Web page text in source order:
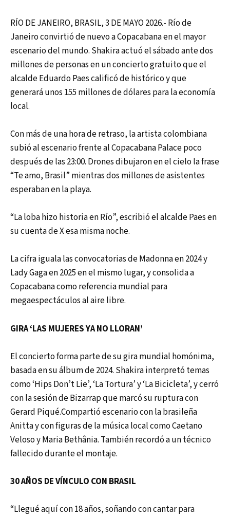
RÍO DE JANEIRO, BRASIL, 3 DE MAYO 2026.- Río de
Janeiro convirtió de nuevo a Copacabana en el mayor
escenario del mundo. Shakira actuó el sábado ante dos
millones de personas en un concierto gratuito que el
alcalde Eduardo Paes calificó de histórico y que
generará unos 155 millones de dólares para la economía
local.
Con más de una hora de retraso, la artista colombiana
subió al escenario frente al Copacabana Palace poco
después de las 23:00. Drones dibujaron en el cielo la frase
“Te amo, Brasil” mientras dos millones de asistentes
esperaban en la playa.
“La loba hizo historia en Río”, escribió el alcalde Paes en
su cuenta de X esa misma noche.
La cifra iguala las convocatorias de Madonna en 2024 y
Lady Gaga en 2025 en el mismo lugar, y consolida a
Copacabana como referencia mundial para
megaespectáculos al aire libre.
GIRA ‘LAS MUJERES YA NO LLORAN’
El concierto forma parte de su gira mundial homónima,
basada en su álbum de 2024. Shakira interpretó temas
como ‘Hips Don’t Lie’, ‘La Tortura’ y ‘La Bicicleta’, y cerró
con la sesión de Bizarrap que marcó su ruptura con
Gerard Piqué.Compartió escenario con la brasileña
Anitta y con figuras de la música local como Caetano
Veloso y Maria Bethânia. También recordó a un técnico
fallecido durante el montaje.
30 AÑOS DE VÍNCULO CON BRASIL
“Llegué aquí con 18 años, soñando con cantar para